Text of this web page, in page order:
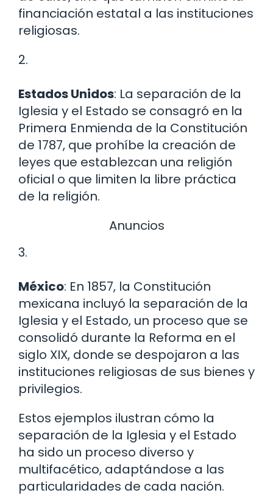
financiación estatal a las instituciones
religiosas.
2.
Estados Unidos: La separación de la
Iglesia y el Estado se consagró en la
Primera Enmienda de la Constitución
de 1787, que prohíbe la creación de
leyes que establezcan una religión
oficial o que limiten la libre práctica
de la religión.
Anuncios
3.
México: En 1857, la Constitución
mexicana incluyó la separación de la
Iglesia y el Estado, un proceso que se
consolidó durante la Reforma en el
siglo XIX, donde se despojaron a las
instituciones religiosas de sus bienes y
privilegios.
Estos ejemplos ilustran cómo la
separación de la Iglesia y el Estado
ha sido un proceso diverso y
multifacético, adaptándose a las
particularidades de cada nación.